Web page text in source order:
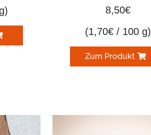
8,50€
(1,70€ / 100 g)
Zum Produkt